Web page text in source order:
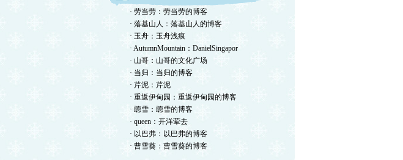
· 劳当劳：劳当劳的博客
· 落基山人：落基山人的博客
· 玉舟：玉舟浅痕
· AutumnMountain：DanielSingapor
· 山哥：山哥的文化广场
· 当归：当归的博客
· 芹泥：芹泥
· 重返伊甸园：重返伊甸园的博客
· 聼雪：聼雪的博客
· queen：开洋荤去
· 以巴弗：以巴弗的博客
· 曹雪葵：曹雪葵的博客